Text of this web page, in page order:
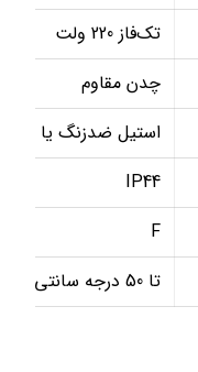
تک‌فاز 220 ولت
چدن مقاوم
استیل ضدزنگ یا برنز
IP44
F
تا 50 درجه سانتی‌گراد